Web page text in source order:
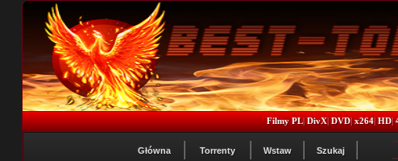
Filmy PL|DivX|DVD|x264|HD|
Główna Torrenty Wstaw Szukaj